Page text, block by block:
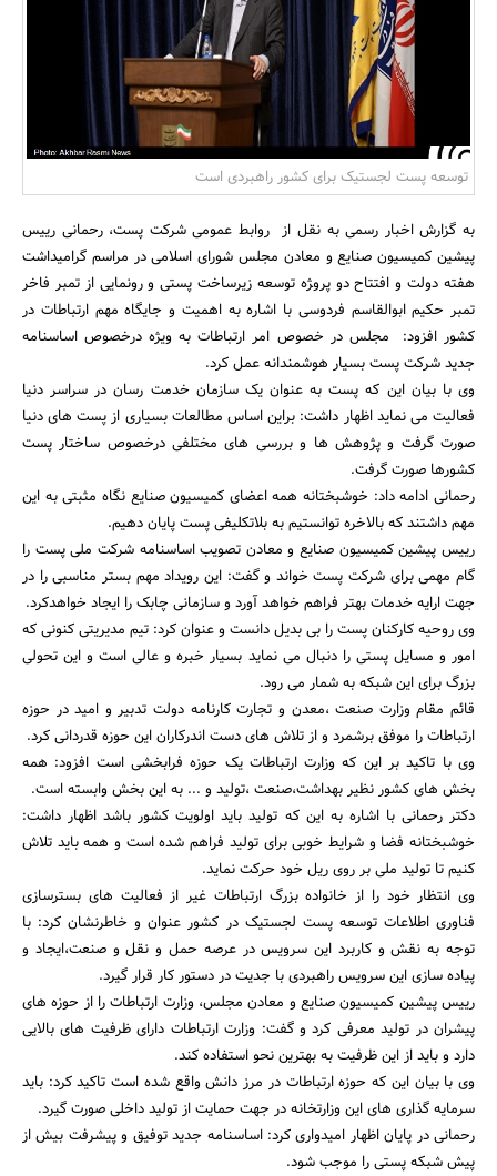
بانک، بیمه و سرمایه
مسکن و ساختمان
جستجو
توسعه پست لجستیک برای کشور راهبردی است
به گزارش اخبار رسمی به نقل از روابط عمومی شرکت پست،‌ رحمانی رییس
پیشین کمیسیون صنایع و معادن مجلس شورای اسلامی در مراسم گرامیداشت
هفته دولت و افتتاح دو پرو‍‍ژه توسعه زیرساخت پستی و رونمایی از تمبر فاخر
تمبر حکیم ابوالقاسم فردوسی با اشاره به اهمیت و جایگاه مهم ارتباطات در
کشور افزود: مجلس در خصوص امر ارتباطات به ویژه درخصوص اساسنامه
جدید شرکت پست بسیار هوشمندانه عمل کرد.
وی با بیان این که پست به عنوان یک سازمان خدمت رسان در سراسر دنیا
فعالیت می نماید اظهار داشت: براین اساس مطالعات بسیاری از پست های دنیا
صورت گرفت و پژوهش ها و بررسی های مختلفی درخصوص ساختار پست
کشورها صورت گرفت.
رحمانی ادامه داد: خوشبختانه همه اعضای کمیسیون صنایع نگاه مثبتی به این
مهم داشتند که بالاخره توانستیم به بلاتکلیفی پست پایان دهیم.
رییس پیشین کمیسیون صنایع و معادن تصویب اساسنامه شرکت ملی پست را
گام مهمی برای شرکت پست خواند و گفت: این رویداد مهم بستر مناسبی را در
جهت ارایه خدمات بهتر فراهم خواهد آورد و سازمانی چابک را ایجاد خواهدکرد.
وی روحیه کارکنان پست را بی بدیل دانست و عنوان کرد: تیم مدیریتی کنونی که
امور و مسایل پستی را دنبال می نماید بسیار خبره و عالی است و این تحولی
بزرگ برای این شبکه به شمار می رود.
قائم مقام وزارت صنعت ،معدن و تجارت کارنامه دولت تدبیر و امید در حوزه
ارتباطات را موفق برشمرد و از تلاش های دست اندرکاران این حوزه قدردانی کرد.
وی با تاکید بر این که وزارت ارتباطات یک حوزه فرابخشی است افزود: همه
بخش های کشور نظیر بهداشت،‌صنعت ،‌تولید و ... به این بخش وابسته است.
دکتر رحمانی با اشاره به این که تولید باید اولویت کشور باشد اظهار داشت:
خوشبختانه فضا و شرایط خوبی برای تولید فراهم شده است و همه باید تلاش
کنیم تا تولید ملی بر روی ریل خود حرکت نماید.
وی انتظار خود را از خانواده بزرگ ارتباطات غیر از فعالیت های بسترسازی
فناوری اطلاعات توسعه پست لجستیک در کشور عنوان و خاطرنشان کرد: با
توجه به نقش و کاربرد این سرویس در عرصه حمل و نقل و صنعت،‌ایجاد و
پیاده سازی این سرویس راهبردی با جدیت در دستور کار قرار گیرد.
رییس پیشین کمیسیون صنایع و معادن مجلس، وزارت ارتباطات را از حوزه های
پیشران در تولید معرفی کرد و گفت: وزارت ارتباطات دارای ظرفیت های بالایی
دارد و باید از این ظرفیت به بهترین نحو استفاده کند.
وی با بیان این که حوزه ارتباطات در مرز دانش واقع شده است تاکید کرد: باید
سرمایه گذاری های این وزارتخانه در جهت حمایت از تولید داخلی صورت گیرد.
رحمانی در پایان اظهار امیدواری کرد: اساسنامه جدید توفیق و پیشرفت بیش از
پیش شبکه پستی را موجب شود.